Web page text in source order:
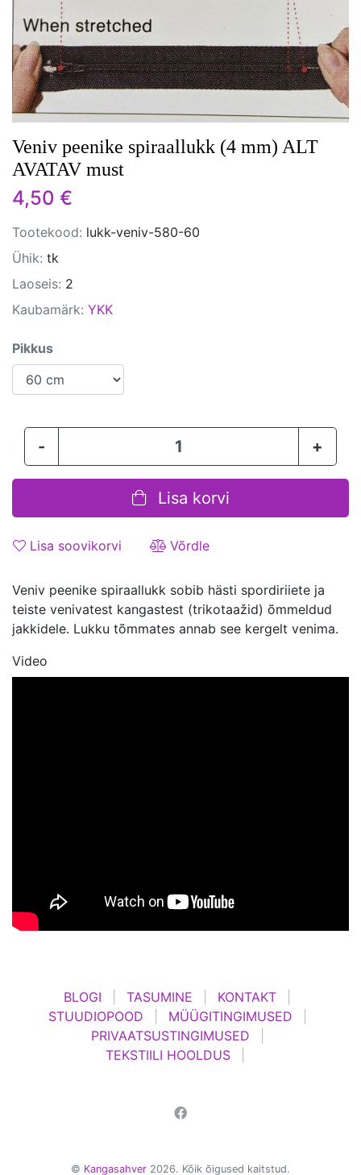
Veniv peenike spiraallukk (4 mm) ALT
AVATAV must
4,50 €
Tootekood: lukk-veniv-580-60
Ühik: tk
Laoseis: 2
Kaubamärk: YKK
Pikkus
- +
Lisa korvi
Lisa soovikorvi Võrdle
Veniv peenike spiraallukk sobib hästi spordiriiete ja
teiste venivatest kangastest (trikotaažid) õmmeldud
jakkidele. Lukku tõmmates annab see kergelt venima.
Video
BLOGI TASUMINE
KONTAKT
STUUDIOPOOD
MÜÜGITINGIMUSED
PRIVAATSUSTINGIMUSED
TEKSTIILI HOOLDUS
© Kangasahver 2026. Kõik õigused kaitstud.